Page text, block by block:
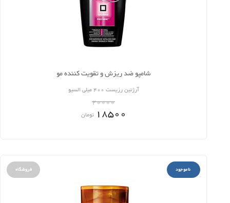
شامپو ضد ریزش و تقویت کننده مو
آرژنین رزیست 400 میلی السیو
20000
18500 تومان
ناموجود فروشگاه